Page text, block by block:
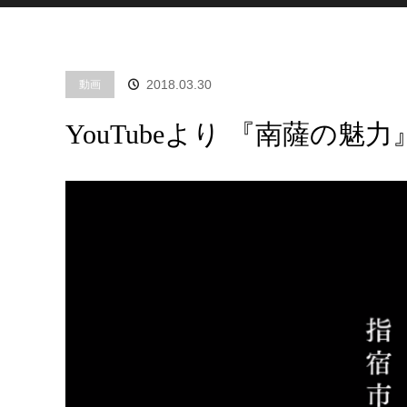
動画 2018.03.30
YouTubeより 『南薩の魅力